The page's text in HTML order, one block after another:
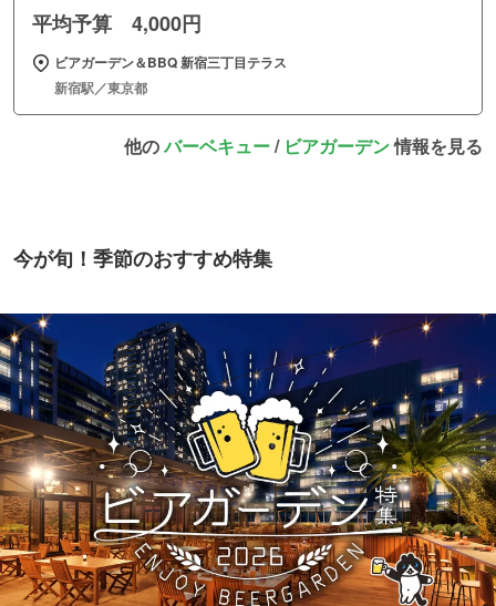
平均予算 4,000円
ビアガーデン＆BBQ 新宿三丁目テラス
新宿駅／東京都
他のバーベキュー/ ビアガーデン情報を見る
今が旬！季節のおすすめ特集